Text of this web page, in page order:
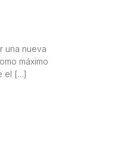
una nueva
máximo
el […]